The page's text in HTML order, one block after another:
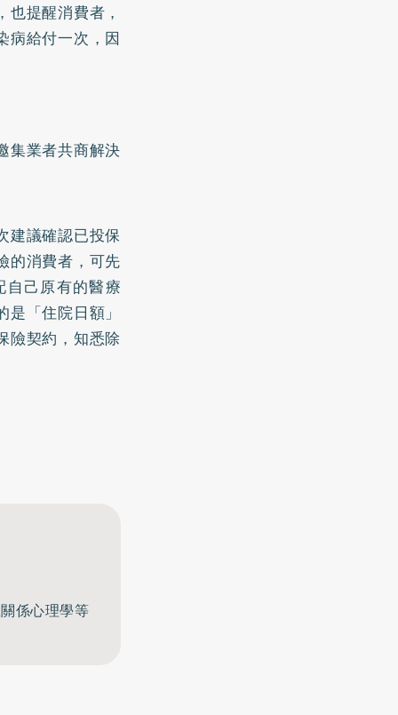
提醒消費者，
病給付一次，因
集業者共商解決
建議確認已投保
的消費者，可先
己原有的醫療
「住院日額」
險契約，知悉除
係心理學等